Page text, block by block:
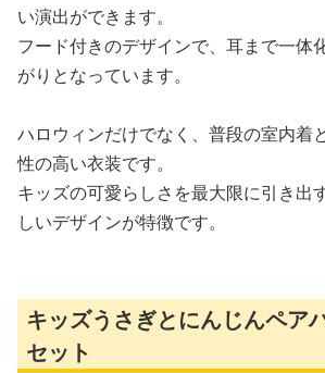
い演出ができます。
フード付きのデザインで、耳まで一体
がりとなっています。
ハロウィンだけでなく、普段の室内着
性の高い衣装です。
キッズの可愛らしさを最大限に引き出
しいデザインが特徴です。
キッズうさぎとにんじんペア
セット